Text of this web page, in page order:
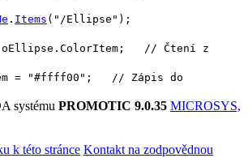
. Items ( "/Ellipse" );
oEllipse . ColorItem ; // Čtení z
= "#ffff00" ; // Zápis do
systému PROMOTIC 9.0.35 MICROSYS,
k této stránce Kontakt na zodpovědnou